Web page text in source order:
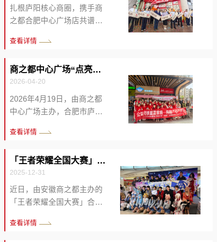
好评。 本次科普亲子嘉年华
活动精心策划、多元融合，
感，以“科普润童心 亲自共欢
汇演、趣味科学物理秀、互
动科普游戏、跳蚤集市与爱
心义卖等多个特色板块，内
容丰富、形式多样，兼顾科
每一位参与者都能在沉浸式
获。 活动现场氛围热烈，欢
声笑语此起彼伏。文艺汇演
扎根庐阳核心商圈，携手商
之都合肥中心广场店共谱美
一个月匠心升级，必胜客商
新、盛装归来。 全新门店通
透雅致、氛围感十足，宽敞
舒适用餐区搭配精致软装格
调满满，开放式明厨现点现
披萨、料足爆馅薄脆披萨领
面、酥脆小食、清爽饮品全
线就位，一站式包揽西式味
蕾盛宴。这里不仅是品质用
餐空间，更是商之都内新晋
餐、家庭小聚、拍照出片，
查看详情
商之都中心广场“点亮星光与爱童行”爱心义卖公益活动圆...
2026-04-20
2026年4月19日，由商之都
中心广场主办，合肥市庐阳
肥市卫岗小学支持的“点亮星
卖公益社会实践活动，在商
之都中心广场红星路时光走
廊温情启幕、圆满开展。 本
次活动以“慈善+义卖+成长”为
扶，所有义卖商品均为孤独
查看详情
「王者荣耀全国大赛」合肥商之都站圆满落幕 树立区域商业...
2025-12-31
近日，由安徽商之都主办的
「王者荣耀全国大赛」合肥
心广场圆满收官。本次赛事
查看详情